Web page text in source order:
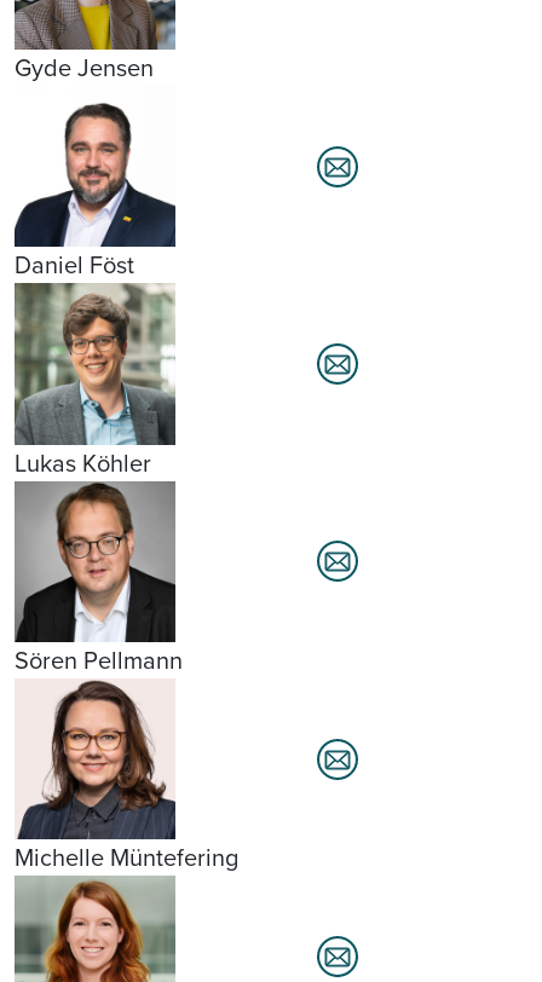
Gyde Jensen
Daniel Föst
Lukas Köhler
Sören Pellmann
Michelle Müntefering